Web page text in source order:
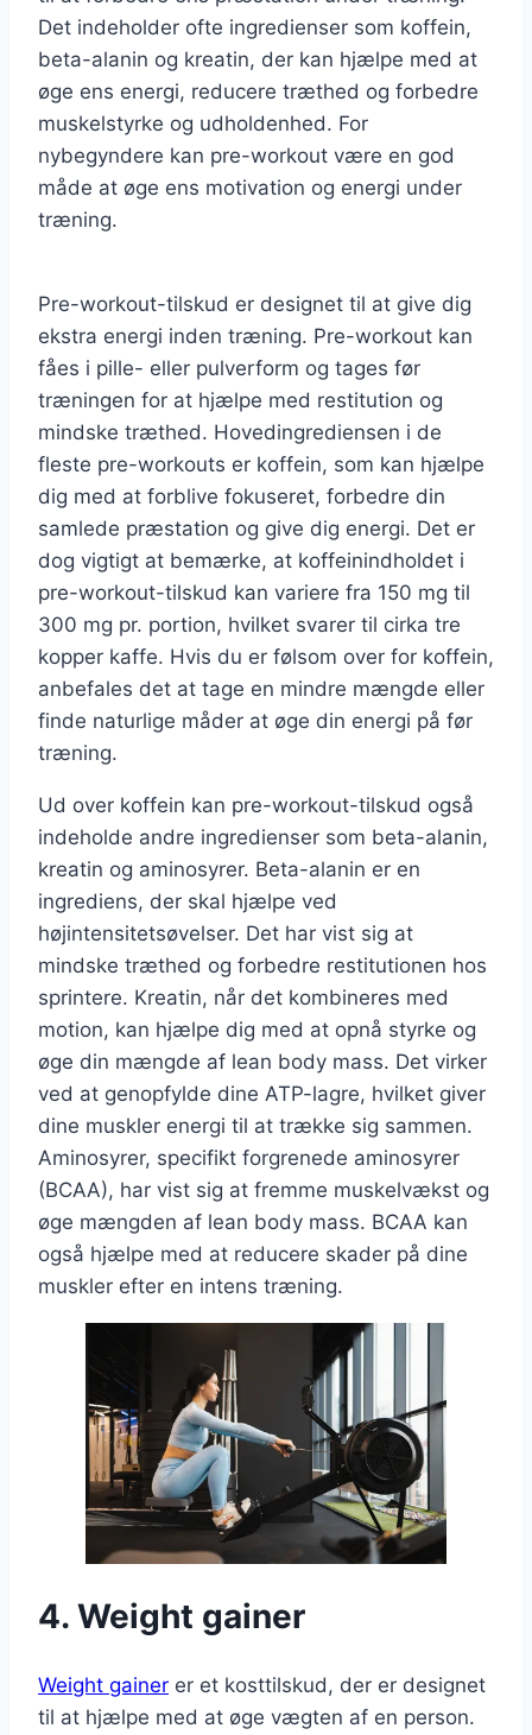
Det indeholder ofte ingredienser som koffein,
beta-alanin og kreatin, der kan hjælpe med at
øge ens energi, reducere træthed og forbedre
muskelstyrke og udholdenhed. For
nybegyndere kan pre-workout være en god
måde at øge ens motivation og energi under
træning.
Pre-workout-tilskud er designet til at give dig
ekstra energi inden træning. Pre-workout kan
fåes i pille- eller pulverform og tages før
træningen for at hjælpe med restitution og
mindske træthed. Hovedingrediensen i de
fleste pre-workouts er koffein, som kan hjælpe
dig med at forblive fokuseret, forbedre din
samlede præstation og give dig energi. Det er
dog vigtigt at bemærke, at koffeinindholdet i
pre-workout-tilskud kan variere fra 150 mg til
300 mg pr. portion, hvilket svarer til cirka tre
kopper kaffe. Hvis du er følsom over for koffein,
anbefales det at tage en mindre mængde eller
finde naturlige måder at øge din energi på før
træning.
Ud over koffein kan pre-workout-tilskud også
indeholde andre ingredienser som beta-alanin,
kreatin og aminosyrer. Beta-alanin er en
ingrediens, der skal hjælpe ved
højintensitetsøvelser. Det har vist sig at
mindske træthed og forbedre restitutionen hos
sprintere. Kreatin, når det kombineres med
motion, kan hjælpe dig med at opnå styrke og
øge din mængde af lean body mass. Det virker
ved at genopfylde dine ATP-lagre, hvilket giver
dine muskler energi til at trække sig sammen.
Aminosyrer, specifikt forgrenede aminosyrer
(BCAA), har vist sig at fremme muskelvækst og
øge mængden af lean body mass. BCAA kan
også hjælpe med at reducere skader på dine
muskler efter en intens træning.
4. Weight gainer
Weight gainer er et kosttilskud, der er designet
til at hjælpe med at øge vægten af en person.